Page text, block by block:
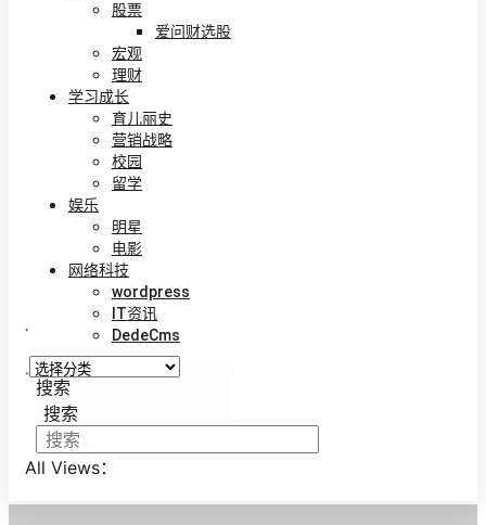
股票
爱问财选股
宏观
理财
学习成长
育儿丽史
营销战略
校园
留学
娱乐
明星
电影
网络科技
wordpress
IT资讯
DedeCms
.
.
搜索
搜索
All Views：